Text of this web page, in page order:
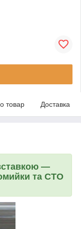
товар Доставка
—
та СТО